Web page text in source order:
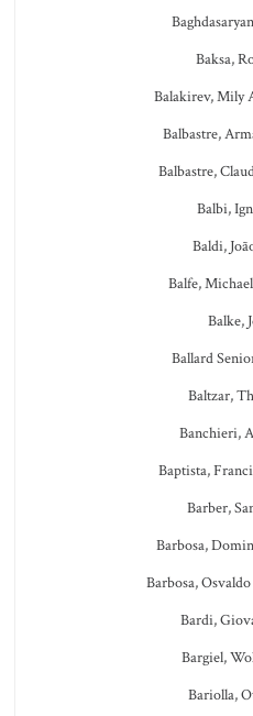
Baksa,
Balakirev, Mily
Balbastre,
Balbastre,
Balbi,
Baldi,
Balfe,
Balke,
Ballard
Baltzar,
Banchieri,
Baptista,
Barber,
Barbosa,
Barbosa,
Bardi,
Bargiel,
Bariolla,